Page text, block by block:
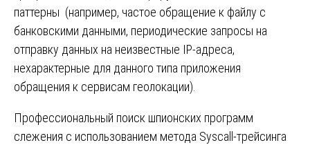
паттерны (например, частое обращение к файлу с
банковскими данными, периодические запросы на
отправку данных на неизвестные IP-адреса,
нехарактерные для данного типа приложения
обращения к сервисам геолокации).
Профессиональный поиск шпионских программ
слежения с использованием метода Syscall-трейсинга